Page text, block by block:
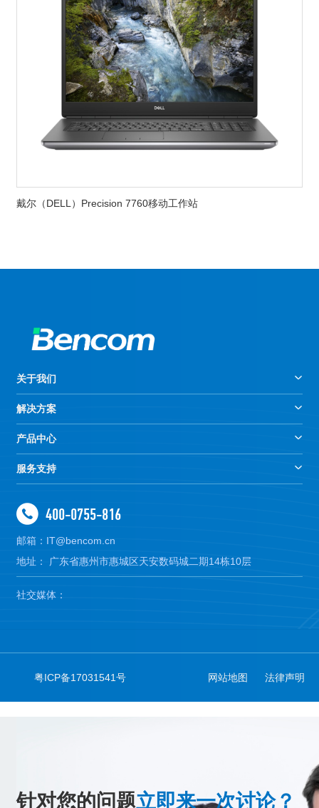
戴尔（DELL）Precision 7760移动工作站
关于我们
解决方案
产品中心
服务支持
400-0755-816
邮箱：IT@bencom.cn
地址： 广东省惠州市惠城区天安数码城二期14栋10层
社交媒体：
粤ICP备17031541号 网站地图 法律声明
针对您的问题立即来一次讨论？